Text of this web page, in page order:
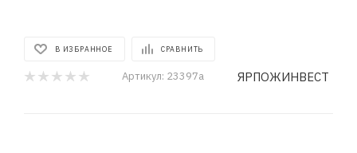
В ИЗБРАННОЕ СРАВНИТЬ
Артикул: 23397a ЯРПОЖИНВЕСТ